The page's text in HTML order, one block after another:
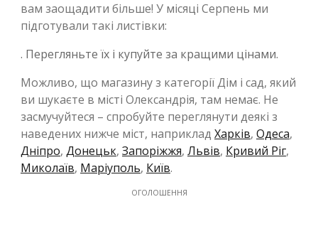
вам заощадити більше! У місяці Серпень ми
підготували такі листівки:
. Перегляньте їх і купуйте за кращими цінами.
Можливо, що магазину з категорії Дім і сад, який
ви шукаєте в місті Олександрія, там немає. Не
засмучуйтеся – спробуйте переглянути деякі з
наведених нижче міст, наприклад Харків, Одеса,
Дніпро, Донецьк, Запоріжжя, Львів, Кривий Ріг,
Миколаїв, Маріуполь, Київ.
ОГОЛОШЕННЯ